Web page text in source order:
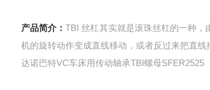
产品简介：TBI 丝杠其实就是滚珠丝杠的一种
机的旋转动作变成直线移动，或者反过来把直线
达诺巴特VC车床用传动轴承TBI螺母SFER2525